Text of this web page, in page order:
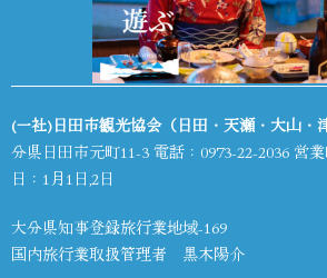
(一社)日田市観光協会（日田・天瀬・大山・
分県日田市元町11-3 電話： 0973-22-2036 営
日：1月1日,2日
大分県知事登録旅行業地域-169
国内旅行業取扱管理者 黒木陽介